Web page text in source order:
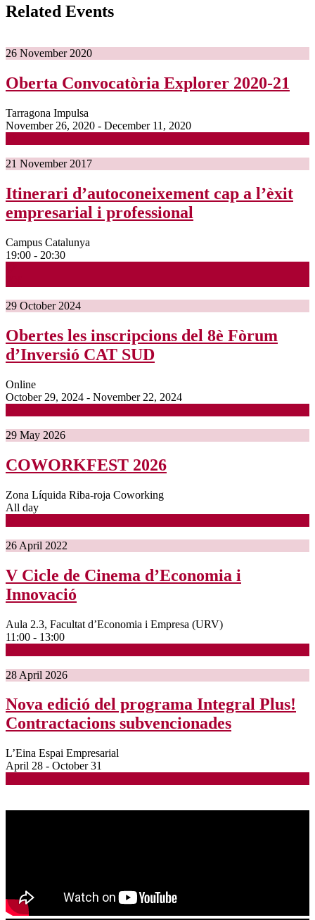
Related Events
26 November 2020
Oberta Convocatòria Explorer 2020-21
Tarragona Impulsa
November 26, 2020 - December 11, 2020
21 November 2017
Itinerari d’autoconeixement cap a l’èxit
empresarial i professional
Campus Catalunya
19:00 - 20:30
29 October 2024
Obertes les inscripcions del 8è Fòrum
d’Inversió CAT SUD
Online
October 29, 2024 - November 22, 2024
29 May 2026
COWORKFEST 2026
Zona Líquida Riba-roja Coworking
All day
26 April 2022
V Cicle de Cinema d’Economia i
Innovació
Aula 2.3, Facultat d’Economia i Empresa (URV)
11:00 - 13:00
28 April 2026
Nova edició del programa Integral Plus!
Contractacions subvencionades
L’Eina Espai Empresarial
April 28 - October 31